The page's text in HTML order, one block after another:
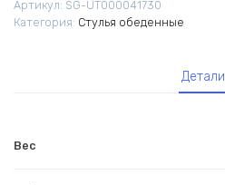
деревянными
ножками
Артикул: SG-UT000041730
Категория: Стулья обеденные
Детали
Вес